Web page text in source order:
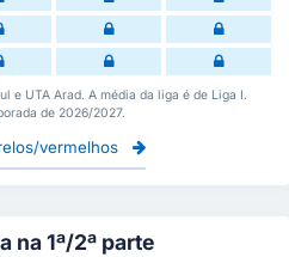
e UTA Arad. A média da liga é de Liga I.
de 2026/2027.
vermelhos
na 1ª/2ª parte